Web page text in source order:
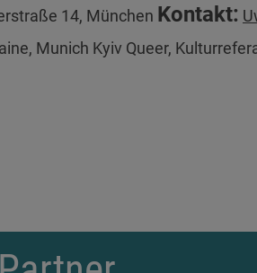
14, München Kontakt:
Munich Kyiv Queer,